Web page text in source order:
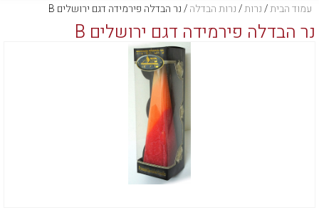
עמוד הבית/נרות/נרות הבדלה/ נר הבדלה פירמידה דגם ירושלים B
נר הבדלה פירמידה דגם ירושלים B